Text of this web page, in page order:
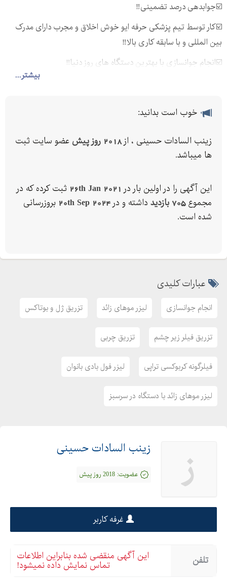
بیشتر...
☑️جوابدهی درصد تضمینی‼️
☑️کار توسط تیم پزشکی حرفه ایو خوش اخلاق و مجرب دارای مدرک
بین المللی و با سابقه کاری بالا‼️
☑️انجام جوانسازی با بهترین دستگاه های روز دنیا‼️
⚡️تزریق فیلر زیر چشم
پکیج زاویه سازی صورت با قیمت استثنایی
خوب است بدانید:
زینب السادات حسینی ، از2018 روز پیش
عضو سایت ثبت
ها میباشد.
این آگهی را در اولین بار در 26th Jan 2021 ثبت کرده که در
مجموع705 بازدید داشته و در 20th Sep 2024 بروزرسانی
شده است.
عبارات کلیدی
انجام جوانسازی لیزر موهای زائد تزریق ژل و بوتاکس
تزریق فیلر زیر چشم تزریق چربی
فیلرگونه کربوکسی تراپی لیزر فول بادی بانوان
لیزر موهای زائد با دستگاه در سرسبز
ز زینب السادات حسینی
عضویت: 2018 روز پیش
غرفه کاربر
تلفن این آگهی منقضی شده بنابراین اطلاعات
تماس نمایش داده نمیشود!